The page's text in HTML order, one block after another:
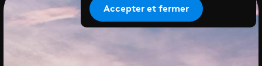
Accepter et fermer